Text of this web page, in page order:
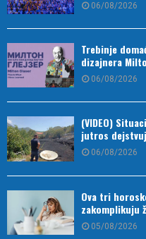
06/08/2026
Trebinje
dizajnera
06/08/2026
(VIDEO)
jutros
06/08/2026
Ova tri
zakomplikuju
05/08/2026